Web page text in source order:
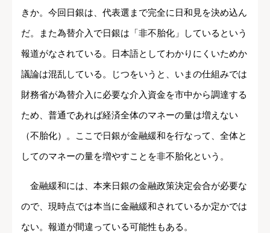
きか。今回日銀は、代表選まで完全に日和見を決め込ん
だ。また為替介入で日銀は「非不胎化」しているという
報道がなされている。日本語としてわかりにくいためか
議論は混乱している。じつをいうと、いまの仕組みでは
財務省が為替介入に必要な介入資金を市中から調達する
ため、普通であれば経済全体のマネーの量は増えない
（不胎化）。ここで日銀が金融緩和を行なって、全体と
してのマネーの量を増やすことを非不胎化という。
金融緩和には、本来日銀の金融政策決定会合が必要な
ので、現時点では本当に金融緩和されているか定かでは
ない。報道が間違っている可能性もある。